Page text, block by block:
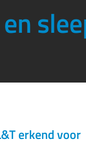
OFFSHORE- EN
erkend voor